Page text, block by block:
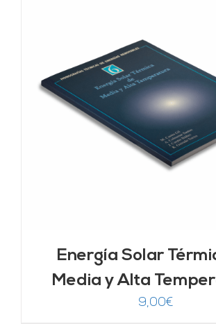
Energía Solar
Media y Alta
9,00€